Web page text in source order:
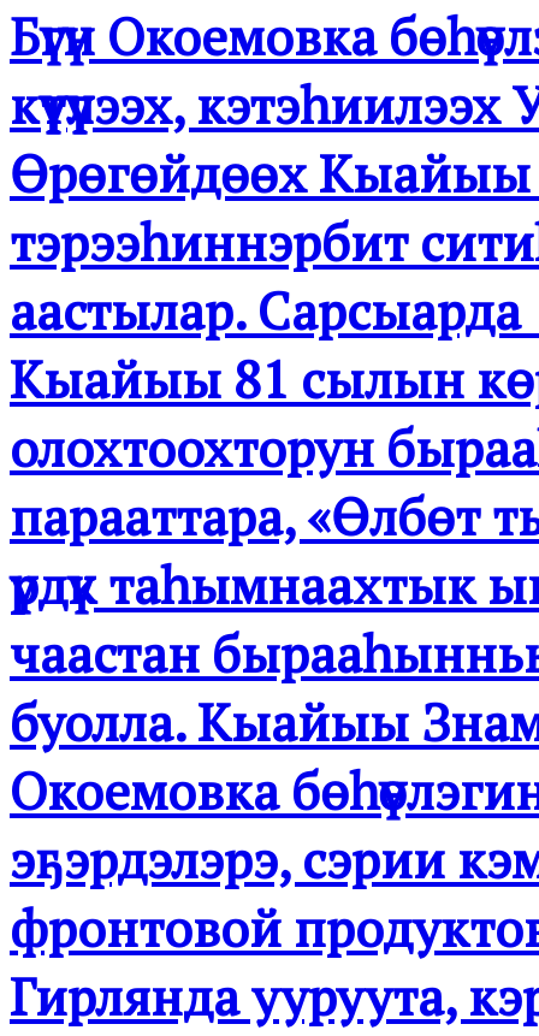
Бүгүн Окоемовка
күүтүүлээх,
Өрөгөйдөөх Кыайыы
тэрээһиннэрбит
аастылар. Сарсыарда
Кыайыы 81 сылын
олохтоохторун
парааттара, «Өлбөт
үрдүк
чаастан
буолла. Кыайыы
Окоемовка
эҕэрдэлэрэ, сэрии
фронтовой
Гирлянда ууруута,